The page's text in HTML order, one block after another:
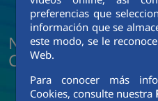
preferencias que
información que se
este modo, se le
Web.
Para conocer más
Cookies, consulte nuestra
Noticias y
Construcción